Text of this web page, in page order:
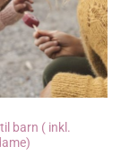
barn ( inkl.